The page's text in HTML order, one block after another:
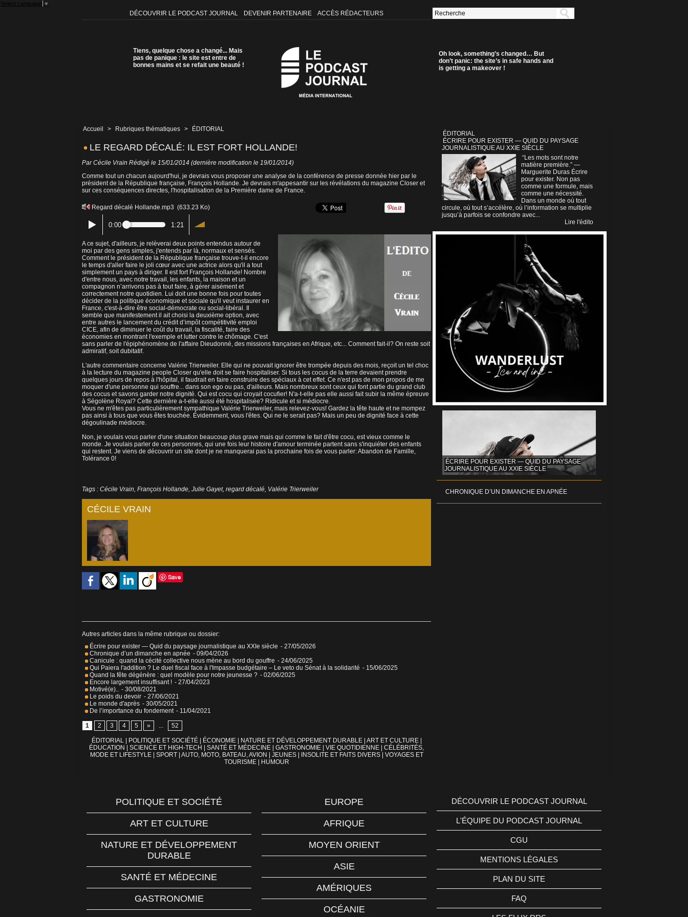
Select Language ▼
DÉCOUVRIR LE PODCAST JOURNAL DEVENIR PARTENAIRE ACCÈS RÉDACTEURS
Tiens, quelque chose a changé... Mais
pas de panique : le site est entre de
bonnes mains et se refait une beauté !
Oh look, something’s changed… But
don’t panic: the site’s in safe hands and
is getting a makeover !
Accueil > Rubriques thématiques > ÉDITORIAL
LE REGARD DÉCALÉ: IL EST FORT HOLLANDE!
ParCécile Vrain Rédigé le 15/01/2014 (dernière modification le 19/01/2014)
Comme tout un chacun aujourd'hui, je devrais vous proposer une analyse de la conférence de presse donnée hier par le
président de la République française, François Hollande. Je devrais m'appesantir sur les révélations du magazine Closer et
sur ces conséquences directes, l'hospitalisation de la Première dame de France.
Regard décalé Hollande.mp3 (633.23 Ko)
0:00 1:21
A ce sujet, d'ailleurs, je relèverai deux points entendus autour de
moi par des gens simples, j'entends par là, normaux et sensés.
Comment le président de la République française trouve-t-il encore
le temps d'aller faire le joli cœur avec une actrice alors qu'il a tout
simplement un pays à diriger. Il est fort François Hollande! Nombre
d'entre nous, avec notre travail, les enfants, la maison et un
compagnon n’arrivons pas à tout faire, à gérer aisément et
correctement notre quotidien. Lui doit une bonne fois pour toutes
décider de la politique économique et sociale qu'il veut instaurer en
France, c'est-à-dire être social-démocrate ou social-libéral. Il
semble que manifestement il ait choisi la deuxième option, avec
entre autres le lancement du crédit d’impôt compétitivité emploi
CICE, afin de diminuer le coût du travail, la fiscalité, faire des
économies en montrant l'exemple et lutter contre le chômage. C'est
sans parler de l'épiphénomène de l'affaire Dieudonné, des missions françaises en Afrique, etc... Comment fait-il? On reste soit
admiratif, soit dubitatif.
L'autre commentaire concerne Valérie Trierweiler. Elle qui ne pouvait ignorer être trompée depuis des mois, reçoit un tel choc
à la lecture du magazine people Closer qu'elle doit se faire hospitaliser. Si tous les cocus de la terre devaient prendre
quelques jours de repos à l'hôpital, il faudrait en faire construire des spéciaux à cet effet. Ce n'est pas de mon propos de me
moquer d'une personne qui souffre... dans son ego ou pas, d'ailleurs. Mais nombreux sont ceux qui font partie du grand club
des cocus et savons garder notre dignité. Qui est cocu qui croyait cocufier! N'a-t-elle pas elle aussi fait subir la même épreuve
à Ségolène Royal? Cette dernière a-t-elle aussi été hospitalisée? Ridicule et si médiocre.
Vous ne m'êtes pas particulièrement sympathique Valérie Trierweiler, mais relevez-vous! Gardez la tête haute et ne mompez
pas ainsi à tous que vous êtes touchée. Évidemment, vous l'êtes. Qui ne le serait pas? Mais un peu de dignité face à cette
dégoulinade médiocre.
Non, je voulais vous parler d'une situation beaucoup plus grave mais qui comme le fait d'être cocu, est vieux comme le
monde. Je voulais parler de ces personnes, qui une fois leur histoire d'amour terminée partent sans s'inquiéter des enfants
qui restent. Je viens de découvrir un site dont je ne manquerai pas la prochaine fois de vous parler: Abandon de Famille,
Tolérance 0!
Tags : Cécile Vrain, François Hollande, Julie Gayet, regard décalé, Valérie Trierweiler
CÉCILE VRAIN
Save
Autres articles dans la même rubrique ou dossier:
Écrire pour exister — Quid du paysage journalistique au XXIe siècle - 27/05/2026
Chronique d’un dimanche en apnée - 09/04/2026
Canicule : quand la cécité collective nous mène au bord du gouffre - 24/06/2025
Qui Paiera l'addition ? Le duel fiscal face à l'Impasse budgétaire – Le veto du Sénat à la solidarité - 15/06/2025
Quand la fête dégénère : quel modèle pour notre jeunesse ? - 02/06/2025
Encore largement insuffisant ! - 27/04/2023
Motivé(e).. - 30/08/2021
Le poids du devoir - 27/06/2021
Le monde d'après - 30/05/2021
De l’importance du fondement - 11/04/2021
1 2 3 4 5 » ... 52
ÉDITORIAL POLITIQUE ET SOCIÉTÉ ÉCONOMIE NATURE ET DÉVELOPPEMENT DURABLE ART ET CULTURE
ÉDUCATION
SCIENCE ET HIGH-TECH SANTÉ ET MÉDECINE GASTRONOMIE VIE QUOTIDIENNE
CÉLÉBRITÉS,
MODE ET LIFESTYLE
SPORT AUTO, MOTO, BATEAU, AVION JEUNES INSOLITE ET FAITS DIVERS
VOYAGES ET
TOURISME
HUMOUR
ÉDITORIAL
ÉCRIRE POUR EXISTER — QUID DU PAYSAGE
JOURNALISTIQUE AU XXIE SIÈCLE
“Les mots sont notre
matière première.” —
Marguerite Duras Écrire
pour exister. Non pas
comme une formule, mais
comme une nécessité.
Dans un monde où tout
circule, où tout s’accélère, où l’information se multiplie
jusqu’à parfois se confondre avec...
Lire l'édito
ÉCRIRE POUR EXISTER — QUID DU PAYSAGE
JOURNALISTIQUE AU XXIE SIÈCLE
CHRONIQUE D’UN DIMANCHE EN APNÉE
POLITIQUE ET SOCIÉTÉ
ART ET CULTURE
NATURE ET DÉVELOPPEMENT
DURABLE
SANTÉ ET MÉDECINE
GASTRONOMIE
EUROPE
AFRIQUE
MOYEN ORIENT
ASIE
AMÉRIQUES
OCÉANIE
DÉCOUVRIR LE PODCAST JOURNAL
L'ÉQUIPE DU PODCAST JOURNAL
CGU
MENTIONS LÉGALES
PLAN DU SITE
FAQ